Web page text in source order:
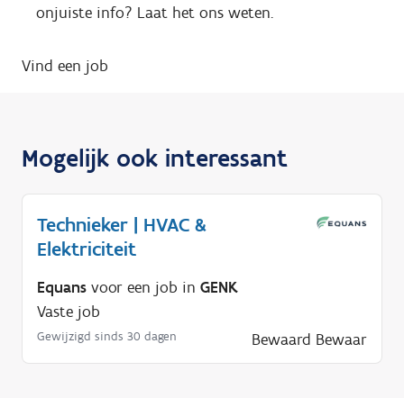
onjuiste info? Laat het ons weten.
Vind een job
Mogelijk ook interessant
Technieker | HVAC &
Elektriciteit
Equans voor een job in GENK
Vaste job
Gewijzigd sinds 30 dagen Bewaard Bewaar